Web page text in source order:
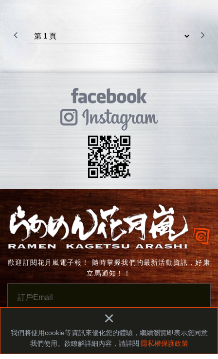
我們將使用cookie等資訊來優化您的體驗，繼續瀏覽即表示您同意
我們使用。欲瞭解詳細內容，請詳閱 隱私權保護政策
×
歡迎訂閱花月嵐電子報！ 隨時掌握我們的最新活動資訊，好康
立馬通知！！
我要訂閱